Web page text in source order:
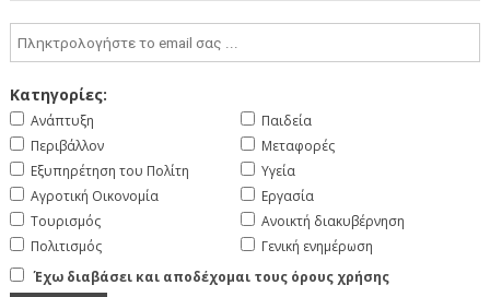
Κατηγορίες:
Ανάπτυξη
Περιβάλλον
Εξυπηρέτηση του Πολίτη
Αγροτική Οικονομία
Τουρισμός
Πολιτισμός
Παιδεία
Μεταφορές
Υγεία
Εργασία
Ανοικτή διακυβέρνηση
Γενική ενημέρωση
Έχω διαβάσει και αποδέχομαι τους όρους χρήσης